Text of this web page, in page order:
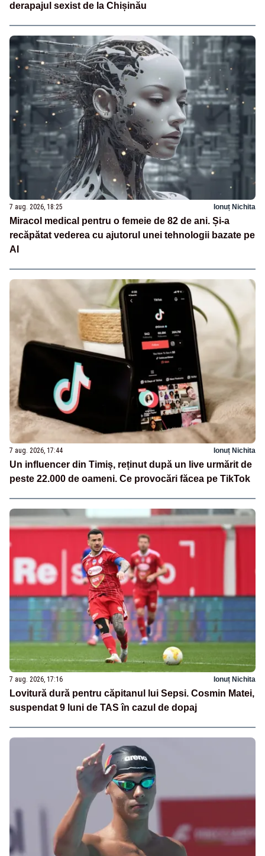
derapajul sexist de la Chișinău
7 aug. 2026, 18:25 Ionuț Nichita
Miracol medical pentru o femeie de 82 de ani. Și-a
recăpătat vederea cu ajutorul unei tehnologii bazate pe
AI
7 aug. 2026, 17:44 Ionuț Nichita
Un influencer din Timiș, reținut după un live urmărit de
peste 22.000 de oameni. Ce provocări făcea pe TikTok
7 aug. 2026, 17:16 Ionuț Nichita
Lovitură dură pentru căpitanul lui Sepsi. Cosmin Matei,
suspendat 9 luni de TAS în cazul de dopaj